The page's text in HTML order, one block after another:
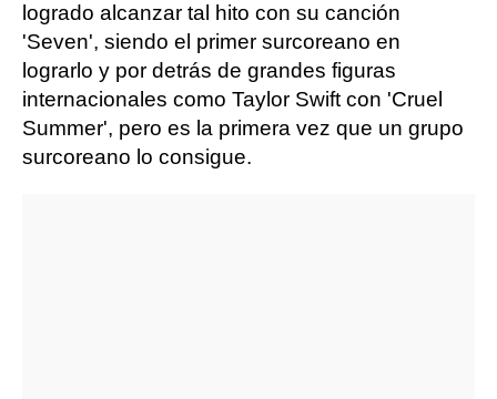
logrado alcanzar tal hito con su canción
'Seven', siendo el primer surcoreano en
lograrlo y por detrás de grandes figuras
internacionales como Taylor Swift con 'Cruel
Summer', pero es la primera vez que un grupo
surcoreano lo consigue.